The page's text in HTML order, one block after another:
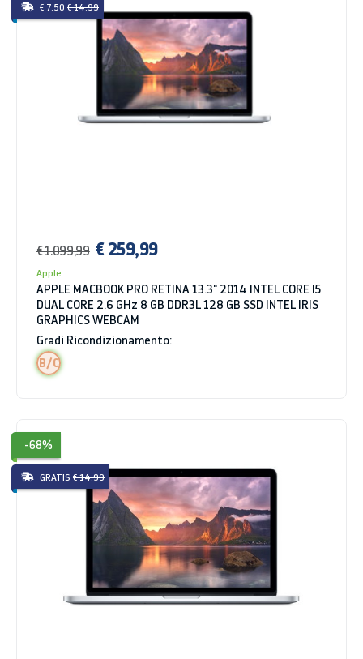
€ 7.50 € 14.99
€ 1.099,99 € 259,99
Apple
APPLE MACBOOK PRO RETINA 13.3" 2014 INTEL CORE I5
DUAL CORE 2.6 GHz 8 GB DDR3L 128 GB SSD INTEL IRIS
GRAPHICS WEBCAM
Gradi Ricondizionamento:
B/C
-68%
GRATIS € 14.99